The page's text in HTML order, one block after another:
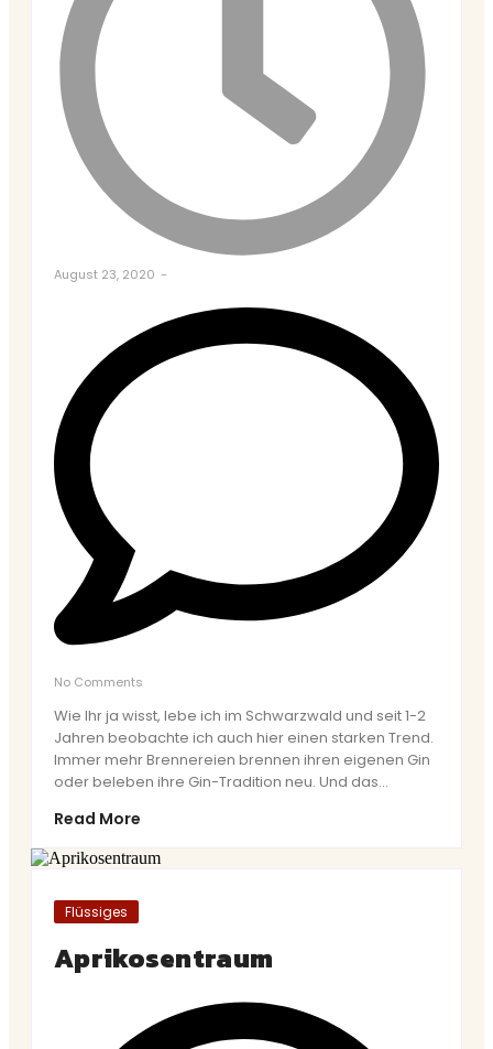
August 23, 2020 -
No Comments
Wie Ihr ja wisst, lebe ich im Schwarzwald und seit 1-2
Jahren beobachte ich auch hier einen starken Trend.
Immer mehr Brennereien brennen ihren eigenen Gin
oder beleben ihre Gin-Tradition neu. Und das...
Read More
Flüssiges
Aprikosentraum